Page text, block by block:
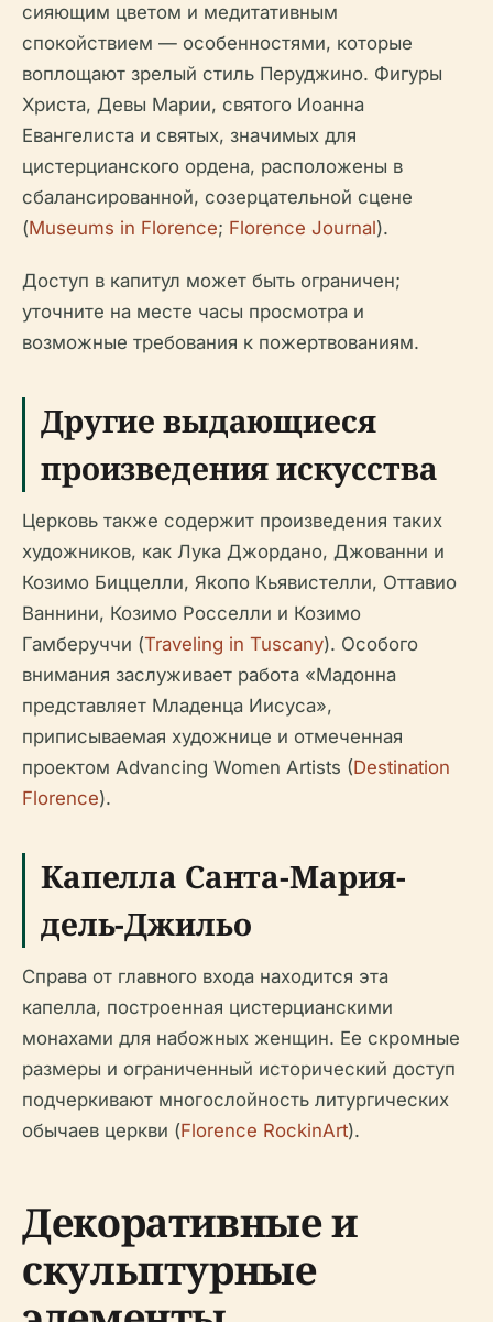
сияющим цветом и медитативным
спокойствием — особенностями, которые
воплощают зрелый стиль Перуджино. Фигуры
Христа, Девы Марии, святого Иоанна
Евангелиста и святых, значимых для
цистерцианского ордена, расположены в
сбалансированной, созерцательной сцене
(Museums in Florence; Florence Journal).
Доступ в капитул может быть ограничен;
уточните на месте часы просмотра и
возможные требования к пожертвованиям.
Другие выдающиеся
произведения искусства
Церковь также содержит произведения таких
художников, как Лука Джордано, Джованни и
Козимо Биццелли, Якопо Кьявистелли, Оттавио
Ваннини, Козимо Росселли и Козимо
Гамберуччи (Traveling in Tuscany). Особого
внимания заслуживает работа «Мадонна
представляет Младенца Иисуса»,
приписываемая художнице и отмеченная
проектом Advancing Women Artists (Destination
Florence).
Капелла Санта-Мария-
дель-Джильо
Справа от главного входа находится эта
капелла, построенная цистерцианскими
монахами для набожных женщин. Ее скромные
размеры и ограниченный исторический доступ
подчеркивают многослойность литургических
обычаев церкви (Florence RockinArt).
Декоративные и
скульптурные